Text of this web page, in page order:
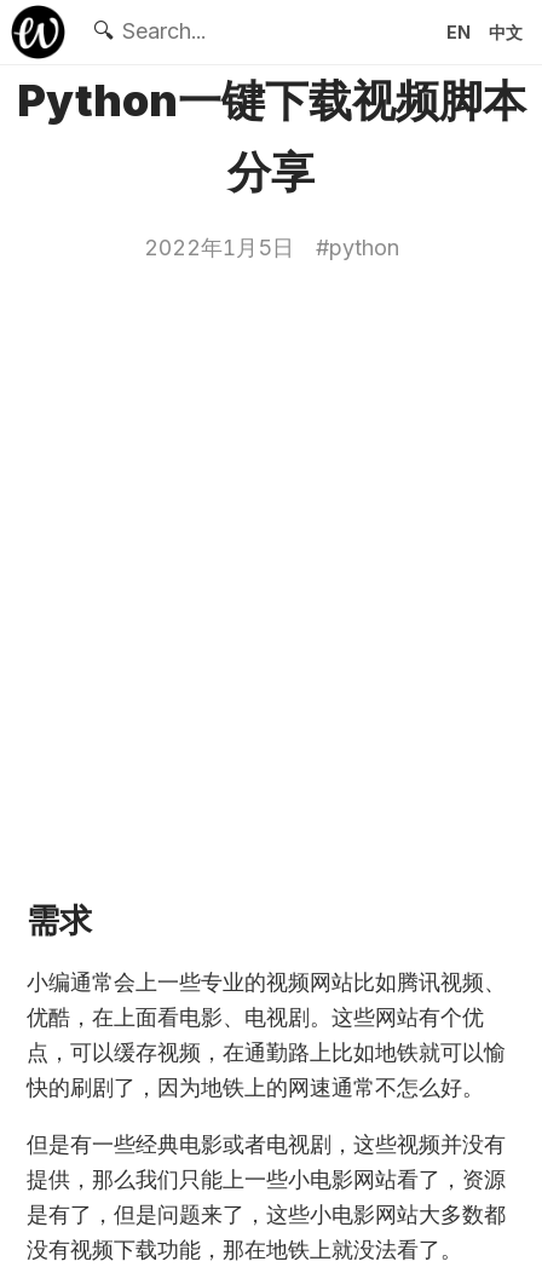
🔍 EN 中文
Python一键下载视频脚本
分享
2022年1月5日 #python
需求
小编通常会上一些专业的视频网站比如腾讯视频、
优酷，在上面看电影、电视剧。这些网站有个优
点，可以缓存视频，在通勤路上比如地铁就可以愉
快的刷剧了，因为地铁上的网速通常不怎么好。
但是有一些经典电影或者电视剧，这些视频并没有
提供，那么我们只能上一些小电影网站看了，资源
是有了，但是问题来了，这些小电影网站大多数都
没有视频下载功能，那在地铁上就没法看了。